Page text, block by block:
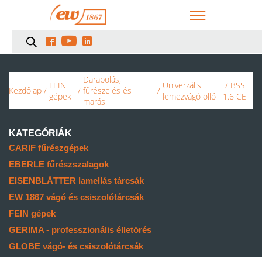
  
Kezdőlap / FEIN
gépek /
Darabolás,
fűrészelés és
marás
/ Univerzális
lemezvágó olló
/ BSS
1.6 CE
KATEGÓRIÁK
CARIF fűrészgépek
EBERLE fűrészszalagok
EISENBLÄTTER lamellás tárcsák
EW 1867 vágó és csiszolótárcsák
FEIN gépek
GERIMA - professzionális élletörés
GLOBE vágó- és csiszolótárcsák